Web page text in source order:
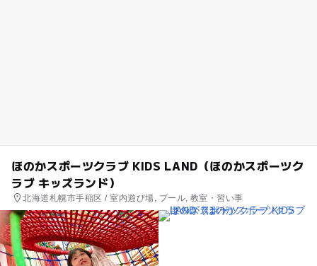
ほのかスポーツクラブ KIDS LAND（ほのかスポーツク
ラブ キッズランド）
北海道札幌市手稲区 / 室内遊び場, プール, 教室・習い事